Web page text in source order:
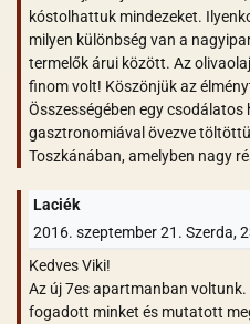
kóstolhattuk mindezeket.
milyen különbség van a
termelők árui között. Az
finom volt! Köszönjük az
Összességében egy csodálatos
gasztronomiával övezve
Toszkánában, amelyben nagy
Laciék
2016. szeptember 21. Szerda,
Kedves Viki!
Az új 7es apartmanban
fogadott minket és mutatott